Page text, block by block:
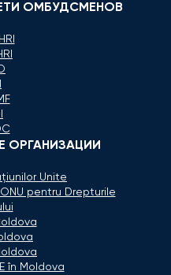
ОМБУДСМЕНОВ
ОРГАНИЗАЦИИ
Unite
pentru Drepturile
în Moldova